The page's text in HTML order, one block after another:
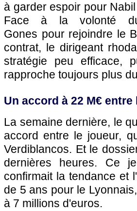
à garder espoir pour
Face à la volonté
Gones pour rejoindre le
contrat, le dirigeant
stratégie peu efficace,
rapproche toujours plus
Un accord à 22 M€
La semaine dernière, le
accord entre le joueur,
Verdiblancos. Et le
dernières heures. Ce
confirmait la tendance et
de 5 ans pour le
à 7 millions d'euros.